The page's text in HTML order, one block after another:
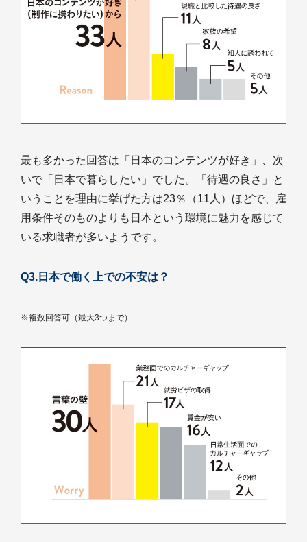
最も多かった回答は「日本のコンテンツが好き」、次
いで「日本で暮らしたい」でした。「待遇の良さ」と
いうことを理由に挙げた方は23％（11人）ほどで、雇
用条件そのものよりも日本という環境に魅力を感じて
いる求職者が多いようです。
Q3.日本で働く上での不安は？
※複数回答可（最大3つまで）